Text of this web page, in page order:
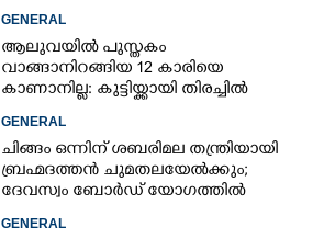
GENERAL
ആലുവയിൽ പുസ്തകം
വാങ്ങാനിറങ്ങിയ 12 കാരിയെ
കാണാനില്ല: കുട്ടിയ്ക്കായി തിരച്ചിൽ
GENERAL
ചിങ്ങം ഒന്നിന് ശബരിമല തന്ത്രിയായി
ബ്രഹ്മദത്തൻ ചുമതലയേൽക്കും;
ദേവസ്വം ബോർഡ് യോഗത്തിൽ
GENERAL